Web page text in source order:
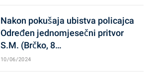
Nakon pokušaja ubistva policajca
Određen jednomjesečni pritvor
S.M. (Brčko, 8…
10/06/2024